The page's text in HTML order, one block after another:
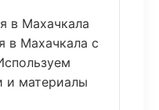
в Махачкала
в Махачкала с
и материалы